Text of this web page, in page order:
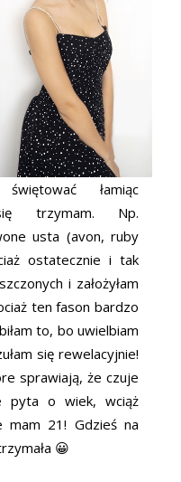
łamiąc
trzymam. Np.
usta (avon, ruby
ostatecznie i tak
i założyłam
ten fason bardzo
to, bo uwielbiam
się rewelacyjnie!
sprawiają, że czuje
pyta o wiek, wciąż
mam 21! Gdzieś na
😀